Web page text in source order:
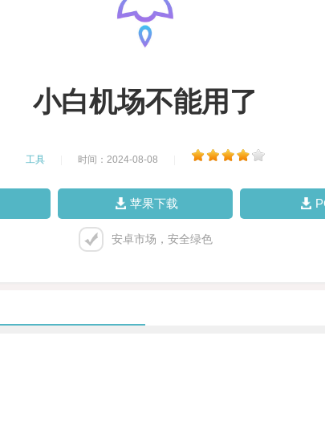
小白机场不能用了
工具 时间：2024-08-08
苹果下载
安卓市场，安全绿色